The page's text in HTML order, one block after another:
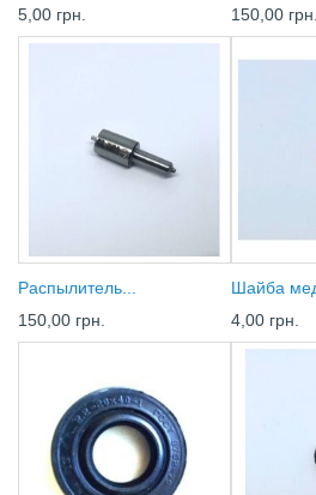
5,00 грн.
150,00 грн.
Распылитель...
150,00 грн.
Шайба
4,00 грн.